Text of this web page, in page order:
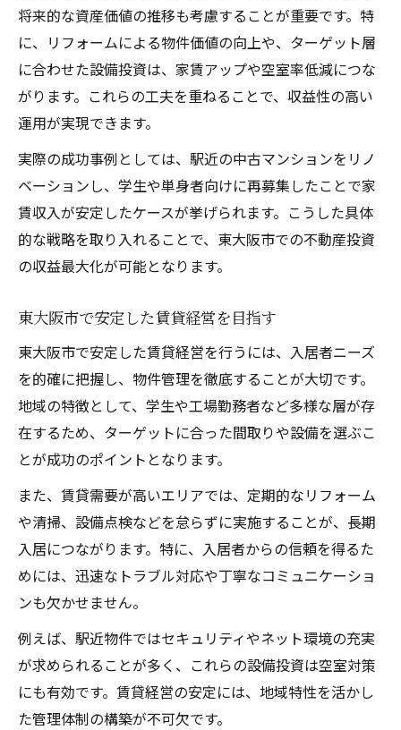
将来的な資産価値の推移も考慮することが重要です。特
に、リフォームによる物件価値の向上や、ターゲット層
に合わせた設備投資は、家賃アップや空室率低減につな
がります。これらの工夫を重ねることで、収益性の高い
運用が実現できます。
実際の成功事例としては、駅近の中古マンションをリノ
ベーションし、学生や単身者向けに再募集したことで家
賃収入が安定したケースが挙げられます。こうした具体
的な戦略を取り入れることで、東大阪市での不動産投資
の収益最大化が可能となります。
東大阪市で安定した賃貸経営を目指す
東大阪市で安定した賃貸経営を行うには、入居者ニーズ
を的確に把握し、物件管理を徹底することが大切です。
地域の特徴として、学生や工場勤務者など多様な層が存
在するため、ターゲットに合った間取りや設備を選ぶこ
とが成功のポイントとなります。
また、賃貸需要が高いエリアでは、定期的なリフォーム
や清掃、設備点検などを怠らずに実施することが、長期
入居につながります。特に、入居者からの信頼を得るた
めには、迅速なトラブル対応や丁寧なコミュニケーショ
ンも欠かせません。
例えば、駅近物件ではセキュリティやネット環境の充実
が求められることが多く、これらの設備投資は空室対策
にも有効です。賃貸経営の安定には、地域特性を活かし
た管理体制の構築が不可欠です。